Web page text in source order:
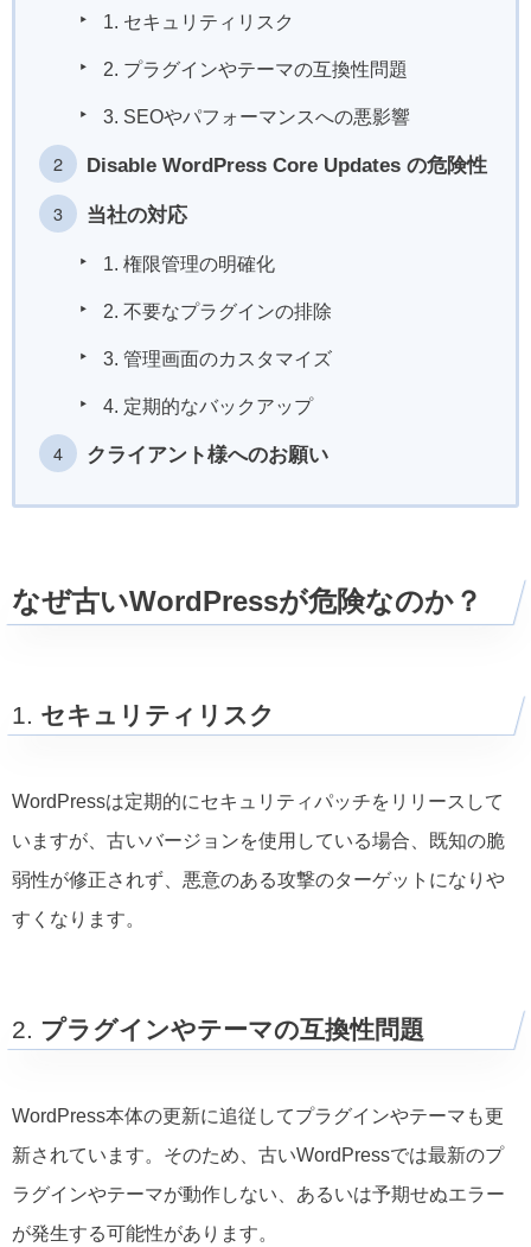
1. セキュリティリスク
2. プラグインやテーマの互換性問題
3. SEOやパフォーマンスへの悪影響
Disable WordPress Core Updates の危険性
当社の対応
1. 権限管理の明確化
2. 不要なプラグインの排除
3. 管理画面のカスタマイズ
4. 定期的なバックアップ
クライアント様へのお願い
なぜ古いWordPressが危険なのか？
1. セキュリティリスク
WordPressは定期的にセキュリティパッチをリリースして
いますが、古いバージョンを使用している場合、既知の脆
弱性が修正されず、悪意のある攻撃のターゲットになりや
すくなります。
2. プラグインやテーマの互換性問題
WordPress本体の更新に追従してプラグインやテーマも更
新されています。そのため、古いWordPressでは最新のプ
ラグインやテーマが動作しない、あるいは予期せぬエラー
が発生する可能性があります。